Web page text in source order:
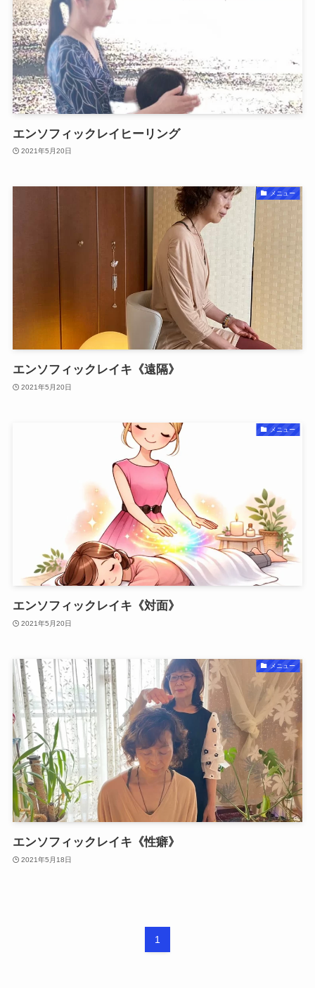
エンソフィックレイヒーリング
2021年5月20日
メニュー
エンソフィックレイキ《遠隔》
2021年5月20日
メニュー
エンソフィックレイキ《対面》
2021年5月20日
メニュー
エンソフィックレイキ《性癖》
2021年5月18日
1